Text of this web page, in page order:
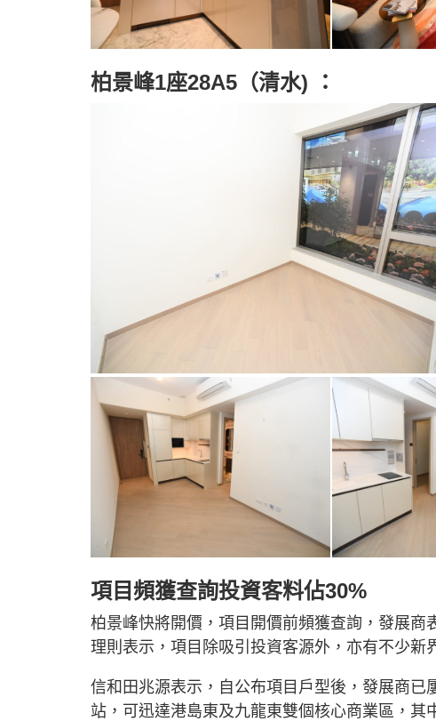
柏景峰1座28A5（清水) ：
項目頻獲查詢投資客料佔30%
柏景峰快將開價，項目開價前頻獲查詢，發展
理則表示，項目除吸引投資客源外，亦有不少新
信和田兆源表示，自公布項目戶型後，發展商
站，可迅達港島東及九龍東雙個核心商業區，